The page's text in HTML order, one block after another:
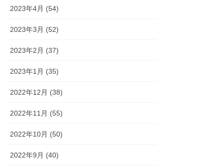
2023年4月 (54)
2023年3月 (52)
2023年2月 (37)
2023年1月 (35)
2022年12月 (38)
2022年11月 (55)
2022年10月 (50)
2022年9月 (40)